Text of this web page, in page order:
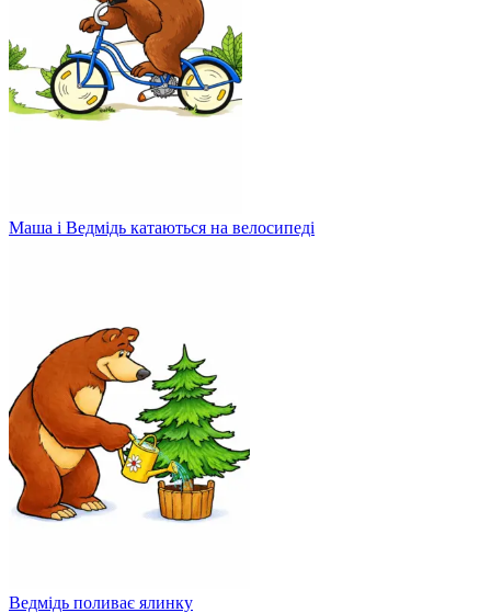
Маша і Ведмідь катаються на велосипеді
Ведмідь поливає ялинку